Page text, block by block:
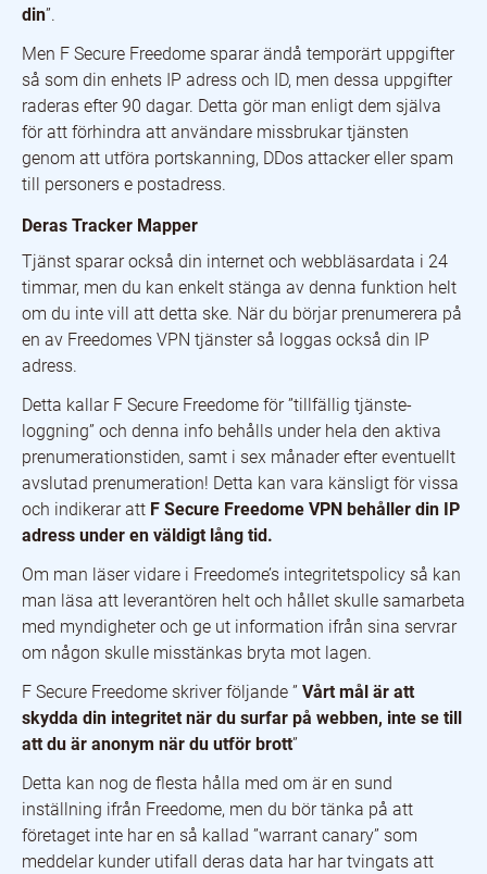
din”.
Men F Secure Freedome sparar ändå temporärt uppgifter
så som din enhets IP adress och ID, men dessa uppgifter
raderas efter 90 dagar. Detta gör man enligt dem själva
för att förhindra att användare missbrukar tjänsten
genom att utföra portskanning, DDos attacker eller spam
till personers e postadress.
Deras Tracker Mapper
Tjänst sparar också din internet och webbläsardata i 24
timmar, men du kan enkelt stänga av denna funktion helt
om du inte vill att detta ske. När du börjar prenumerera på
en av Freedomes VPN tjänster så loggas också din IP
adress.
Detta kallar F Secure Freedome för ”tillfällig tjänste­
loggning” och denna info behålls under hela den aktiva
prenumerationstiden, samt i sex månader efter eventuellt
avslutad prenumeration! Detta kan vara känsligt för vissa
och indikerar att F Secure Freedome VPN behåller din IP
adress under en väldigt lång tid.
Om man läser vidare i Freedome’s integritetspolicy så kan
man läsa att leverantören helt och hållet skulle samarbeta
med myndigheter och ge ut information ifrån sina servrar
om någon skulle misstänkas bryta mot lagen.
F Secure Freedome skriver följande ” Vårt mål är att
skydda din integritet när du surfar på webben, inte se till
att du är anonym när du utför brott”
Detta kan nog de flesta hålla med om är en sund
inställning ifrån Freedome, men du bör tänka på att
företaget inte har en så kallad ”warrant canary” som
meddelar kunder utifall deras data har har tvingats att